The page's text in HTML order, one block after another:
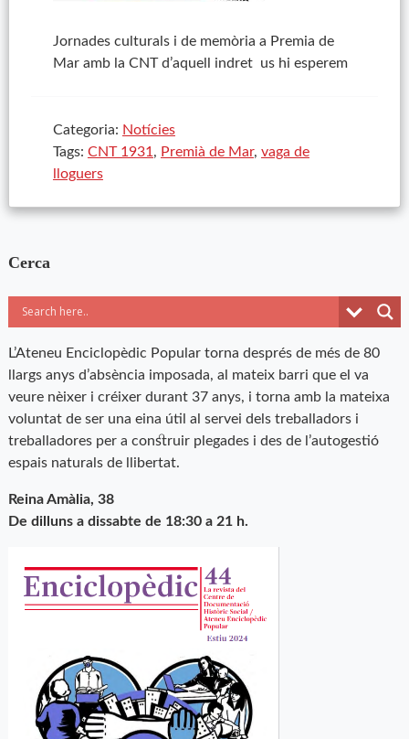
Jornades culturals i de memòria a Premia de
Mar amb la CNT d’aquell indret us hi esperem
Categoria: Notícies
Tags: CNT 1931 , Premià de Mar, vaga de
lloguers
Cerca
L’Ateneu Enciclopèdic Popular torna després de més de 80
llargs anys d’absència imposada, al mateix barri que el va
veure nèixer i créixer durant 37 anys, i torna amb la mateixa
voluntat de ser una eina útil al servei dels treballadors i
treballadores per a construir plegades i des de l’autogestió
espais naturals de llibertat.
Reina Amàlia, 38
De dilluns a dissabte de 18:30 a 21 h.